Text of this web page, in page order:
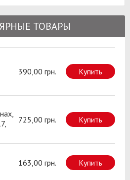
ТОВАРЫ
390,00 грн. Купить
725,00 грн. Купить
163,00 грн. Купить